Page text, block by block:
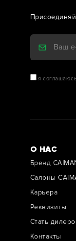
я
О НАС
Бренд
Салоны
Карьера
Реквизиты
Стать
Контакты